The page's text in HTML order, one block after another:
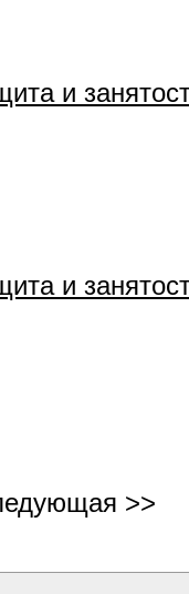
и
и
>>